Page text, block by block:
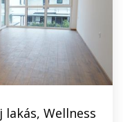
Wellness